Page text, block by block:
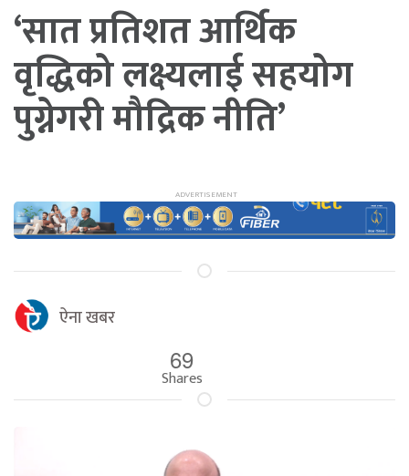
‘सात प्रतिशत आर्थिक
वृद्धिको लक्ष्यलाई सहयोग
पुग्नेगरी मौद्रिक नीति’
ऐना खबर
69
Shares